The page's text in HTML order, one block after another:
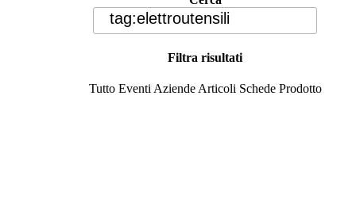
Filtra risultati
Tutto Eventi Aziende Articoli Schede Prodotto